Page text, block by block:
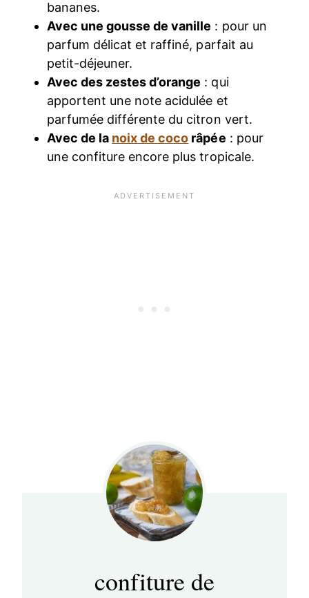
bananes.
Avec une gousse de vanille : pour un
parfum délicat et raffiné, parfait au
petit-déjeuner.
Avec des zestes d’orange : qui
apportent une note acidulée et
parfumée différente du citron vert.
Avec de la noix de coco râpée : pour
une confiture encore plus tropicale.
confiture de